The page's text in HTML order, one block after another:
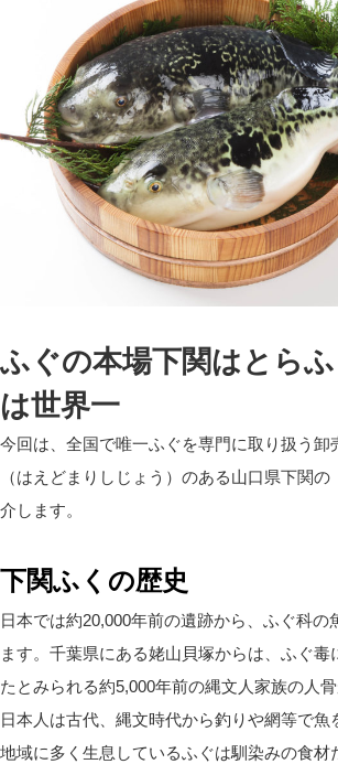
ふぐの本場下関はとら
は世界一
今回は、全国で唯一ふぐを専門に取り扱う卸
（はえどまりしじょう）のある山口県下関
介します。
下関ふくの歴史
日本では約20,000年前の遺跡から、ふぐ科の
ます。千葉県にある姥山貝塚からは、ふぐ毒
たとみられる約5,000年前の縄文人家族の人骨
日本人は古代、縄文時代から釣りや網等で魚
地域に多く生息しているふぐは馴染みの食材